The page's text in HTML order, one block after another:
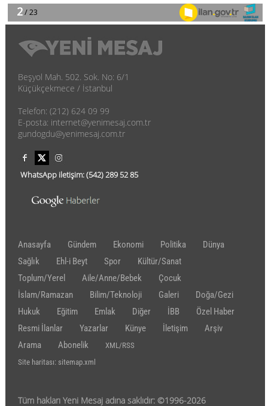
Beşyol Mah. 502. Sok. No: 6/1
Küçükçekmece / İstanbul
Telefon: (212) 624 09 99
E-posta: internet@yenimesaj.com.tr
gundogdu@yenimesaj.com.tr
WhatsApp iletişim:(542)289 52 85
Anasayfa Gündem Ekonomi Politika
Dünya
Sağlık
Ehl-i Beyt Spor
Kültür/Sanat
Toplum/Yerel
Aile/Anne/Bebek
Çocuk
İslam/Ramazan
Bilim/Teknoloji Galeri
Doğa/Gezi
Hukuk
Eğitim Emlak Diğer İBB
Özel Haber
Resmi İlanlar
Yazarlar Künye İletişim
Arşiv
Arama
Abonelik
XML/RSS
Site haritası: sitemap.xml
Tüm hakları Yeni Mesaj adına saklıdır: ©1996-2026